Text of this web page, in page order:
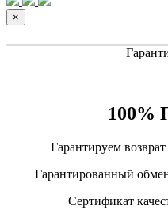
×
100%
Гарантируем
Гарантированный
Сертификат